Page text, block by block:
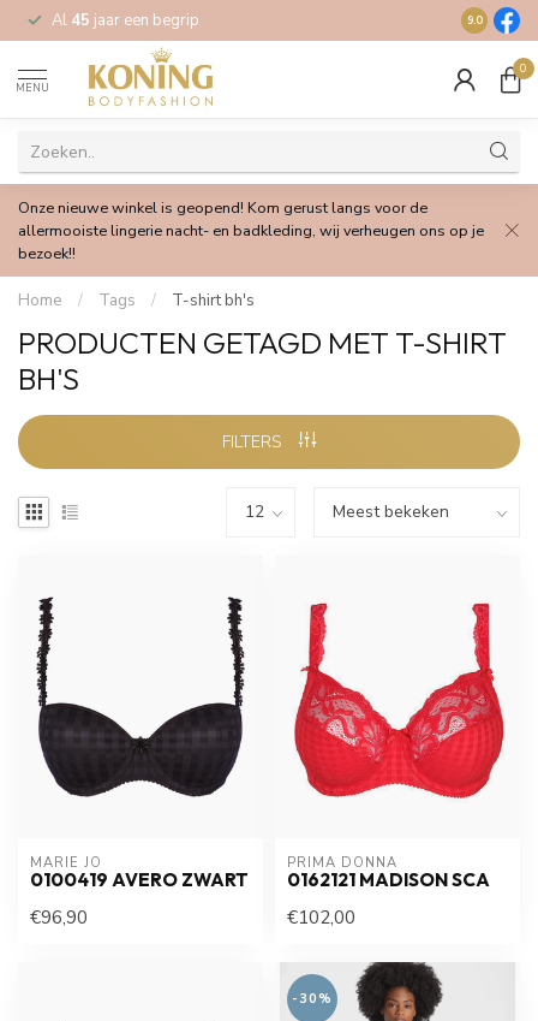
Al 45 jaar een begrip Gratis
9.0
MENU
0
Onze nieuwe winkel is geopend! Kom gerust langs voor de
allermooiste lingerie nacht- en badkleding, wij verheugen ons op je
bezoek!!
Home / Tags / T-shirt bh's
PRODUCTEN GETAGD MET T-SHIRT
BH'S
FILTERS
MARIE JO
0100419 AVERO ZWART
€96,90
PRIMA DONNA
0162121 MADISON SCA
€102,00
-30%